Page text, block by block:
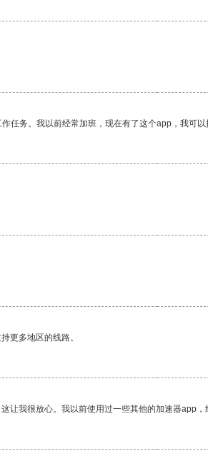
任务。我以前经常加班，现在有了这个app，我可以
更多地区的线路。
让我很放心。我以前使用过一些其他的加速器app，